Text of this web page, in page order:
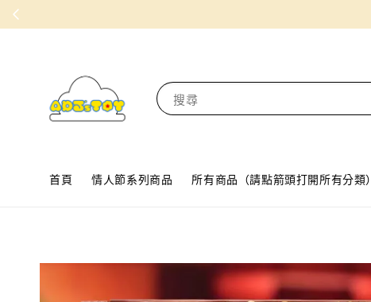
搜尋
首頁 情人節系列商品 所有商品（請點箭頭打開所有分類）